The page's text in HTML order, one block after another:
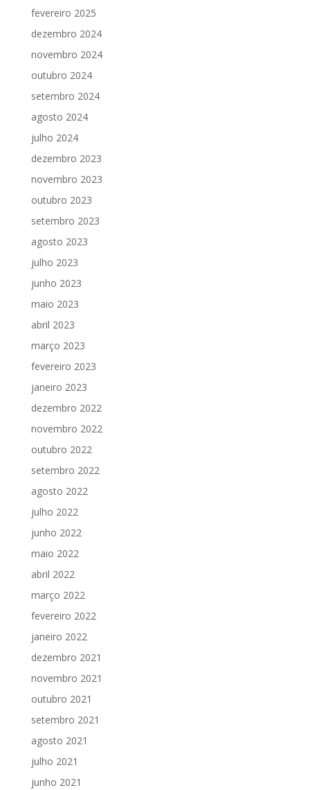
fevereiro 2025
dezembro 2024
novembro 2024
outubro 2024
setembro 2024
agosto 2024
julho 2024
dezembro 2023
novembro 2023
outubro 2023
setembro 2023
agosto 2023
julho 2023
junho 2023
maio 2023
abril 2023
março 2023
fevereiro 2023
janeiro 2023
dezembro 2022
novembro 2022
outubro 2022
setembro 2022
agosto 2022
julho 2022
junho 2022
maio 2022
abril 2022
março 2022
fevereiro 2022
janeiro 2022
dezembro 2021
novembro 2021
outubro 2021
setembro 2021
agosto 2021
julho 2021
junho 2021